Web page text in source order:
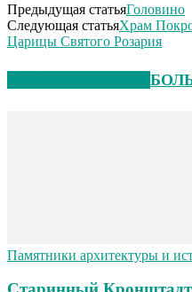
Предыдущая статьяГоловино
Следующая статьяХрам
Царицы Святого Розария
Памятники архитектуры и